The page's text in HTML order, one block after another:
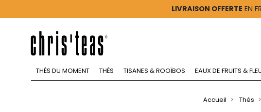
LIVRAISON OFFERTE EN
THÉS DU MOMENT THÉS TISANES & ROOÏBOS EAUX DE FRUITS &
Accueil Thés